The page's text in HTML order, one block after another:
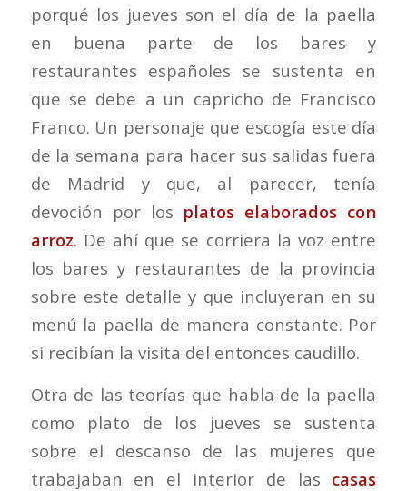
porqué los jueves son el día de la paella
en buena parte de los bares y
restaurantes españoles se sustenta en
que se debe a un capricho de Francisco
Franco. Un personaje que escogía este día
de la semana para hacer sus salidas fuera
de Madrid y que, al parecer, tenía
devoción por los platos elaborados con
arroz. De ahí que se corriera la voz entre
los bares y restaurantes de la provincia
sobre este detalle y que incluyeran en su
menú la paella de manera constante. Por
si recibían la visita del entonces caudillo.
Otra de las teorías que habla de la paella
como plato de los jueves se sustenta
sobre el descanso de las mujeres que
trabajaban en el interior de las casas